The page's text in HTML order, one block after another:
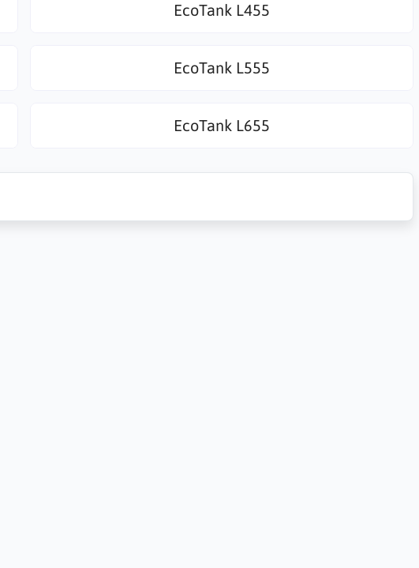
EcoTank L455
EcoTank L555
EcoTank L655